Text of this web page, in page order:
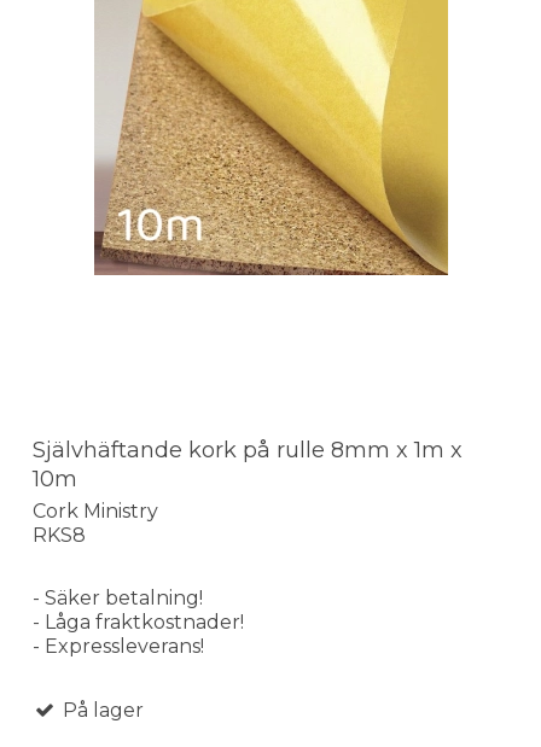
Självhäftande kork på rulle 8mm x 1m x
10m
Cork Ministry
RKS8
- Säker betalning!
- Låga fraktkostnader!
- Expressleverans!
På lager